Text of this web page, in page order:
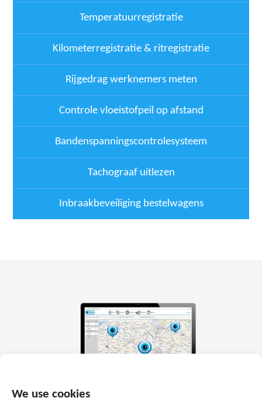
We use cookies
Temperatuurregistratie
Kilometerregistratie & ritregistratie
Rijgedrag werknemers meten
Controle vloeistofpeil op afstand
Bandenspanningscontrolesysteem
Tachograaf uitlezen
Inbraakbeveiliging bestelwagens